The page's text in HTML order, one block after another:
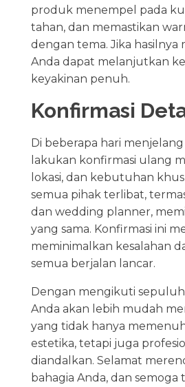
produk menempel pada
tahan, dan memastikan
dengan tema. Jika hasilnya
Anda dapat melanjutkan
keyakinan penuh.
Konfirmasi
Di beberapa hari
lakukan konfirmasi ulang
lokasi, dan kebutuhan
semua pihak terlibat,
dan wedding planner,
yang sama. Konfirmasi ini
meminimalkan kesalahan
semua berjalan lancar.
Dengan mengikuti
Anda akan lebih mudah
yang tidak hanya
estetika, tetapi juga
diandalkan. Selamat
bahagia Anda, dan semoga